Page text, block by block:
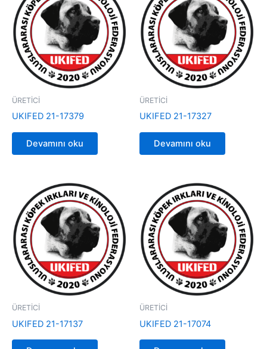
ÜRETİCİ
UKIFED 21-17379
Devamını oku
ÜRETİCİ
UKIFED 21-17327
Devamını oku
ÜRETİCİ
UKIFED 21-17137
ÜRETİCİ
UKIFED 21-17074